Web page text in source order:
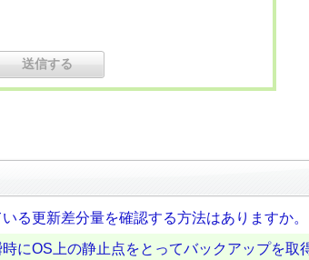
る更新差分量を確認する方法はありますか。
にOS上の静止点をとってバックアップを取